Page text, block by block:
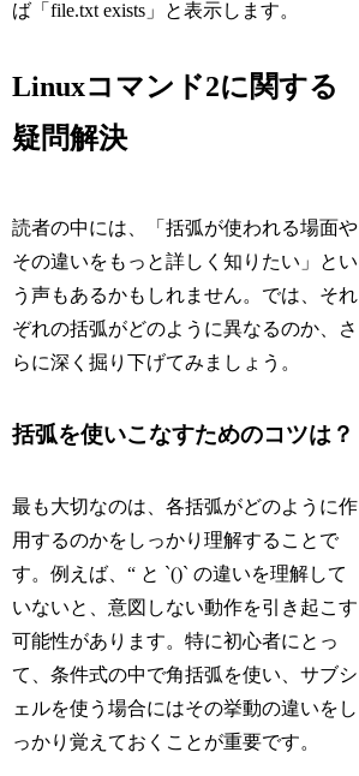
ば「file.txt exists」と表示します。
Linuxコマンド2に関する
疑問解決
読者の中には、「括弧が使われる場面や
その違いをもっと詳しく知りたい」とい
う声もあるかもしれません。では、それ
ぞれの括弧がどのように異なるのか、さ
らに深く掘り下げてみましょう。
括弧を使いこなすためのコツは？
最も大切なのは、各括弧がどのように作
用するのかをしっかり理解することで
す。例えば、“ と `()` の違いを理解して
いないと、意図しない動作を引き起こす
可能性があります。特に初心者にとっ
て、条件式の中で角括弧を使い、サブシ
ェルを使う場合にはその挙動の違いをし
っかり覚えておくことが重要です。